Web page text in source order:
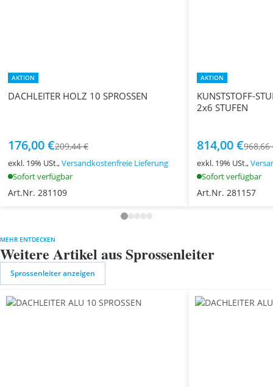
AKTION
DACHLEITER HOLZ 10 SPROSSEN
176,00 €209,44 €
exkl. 19% USt.,Versandkostenfreie Lieferung
Sofort verfügbar
Art.Nr. 281109
AKTION
KUNSTSTOFF-
2x6 STUFEN
814,00 €968,66
exkl. 19% USt.,
Sofort verfügbar
Art.Nr. 281157
MEHR ENTDECKEN
Weitere Artikel aus Sprossenleiter
Sprossenleiter anzeigen